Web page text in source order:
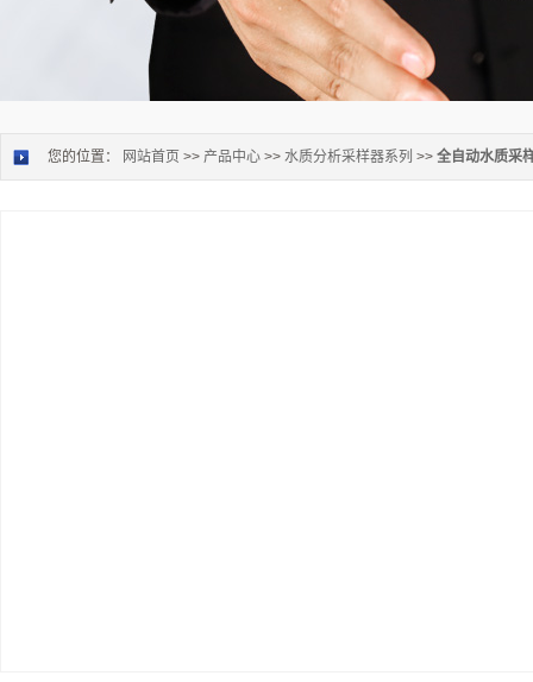
您的位置： 网站首页 >> 产品中心 >> 水质分析采样器系列 >> 全自动水质采